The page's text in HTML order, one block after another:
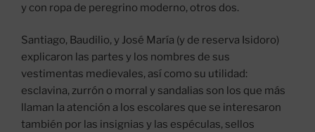
y con ropa de peregrino moderno, otros dos.
Santiago, Baudilio, y José María (y de reserva Isidoro)
explicaron las partes y los nombres de sus
vestimentas medievales, así como su utilidad:
esclavina, zurrón o morral y sandalias son los que más
llaman la atención a los escolares que se interesaron
también por las insignias y las espéculas, sellos